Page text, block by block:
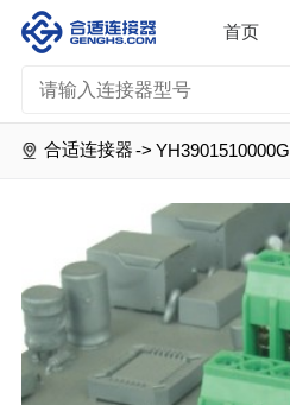
首页
合适连接器 -> YH3901510000G